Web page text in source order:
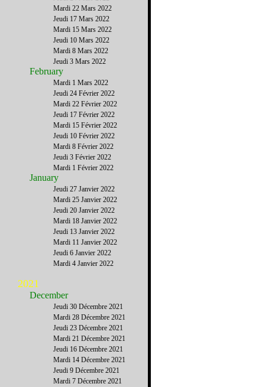
Mardi 22 Mars 2022
Jeudi 17 Mars 2022
Mardi 15 Mars 2022
Jeudi 10 Mars 2022
Mardi 8 Mars 2022
Jeudi 3 Mars 2022
February
Mardi 1 Mars 2022
Jeudi 24 Février 2022
Mardi 22 Février 2022
Jeudi 17 Février 2022
Mardi 15 Février 2022
Jeudi 10 Février 2022
Mardi 8 Février 2022
Jeudi 3 Février 2022
Mardi 1 Février 2022
January
Jeudi 27 Janvier 2022
Mardi 25 Janvier 2022
Jeudi 20 Janvier 2022
Mardi 18 Janvier 2022
Jeudi 13 Janvier 2022
Mardi 11 Janvier 2022
Jeudi 6 Janvier 2022
Mardi 4 Janvier 2022
2021
December
Jeudi 30 Décembre 2021
Mardi 28 Décembre 2021
Jeudi 23 Décembre 2021
Mardi 21 Décembre 2021
Jeudi 16 Décembre 2021
Mardi 14 Décembre 2021
Jeudi 9 Décembre 2021
Mardi 7 Décembre 2021